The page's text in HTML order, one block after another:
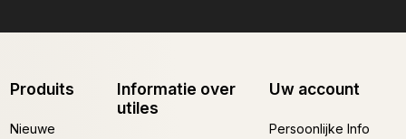
Produits
Nieuwe
Informatie over
utiles
Uw account
Persoonlijke Info